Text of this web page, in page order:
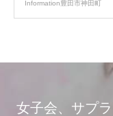
Information豊田市神田町
女子会、サプ